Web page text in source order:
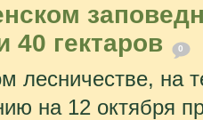
40 гектаров
0
лесничестве, на
на 12 октября